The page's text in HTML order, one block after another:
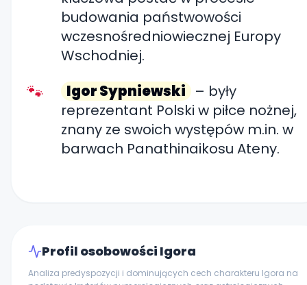
budowania państwowości
wczesnośredniowiecznej Europy
Wschodniej.
Igor Sypniewski – były
reprezentant Polski w piłce nożnej,
znany ze swoich występów m.in. w
barwach Panathinaikosu Ateny.
Profil osobowości Igora
Analiza predyspozycji i dominujących cech charakteru Igora na